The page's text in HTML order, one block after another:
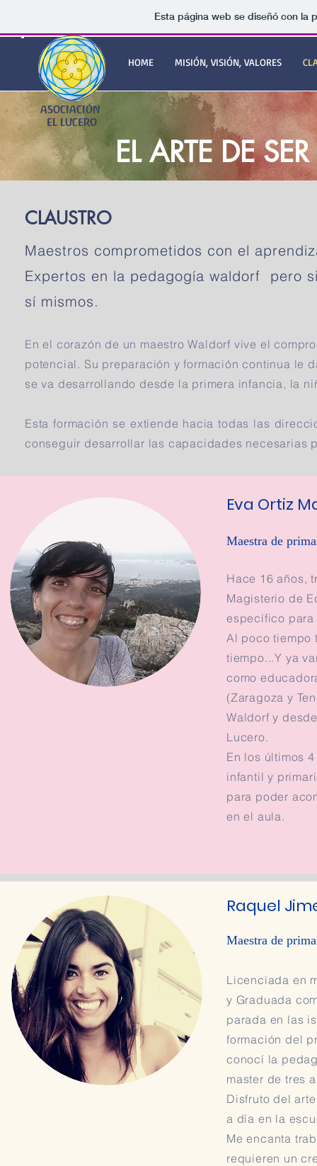
Esta página web se diseñó con la
HOME MISIÓN, VISIÓN, VALORES
CLAUSTRO
Maestros comprometidos con el
Expertos en la pedagogía waldorf pero
sí mismos.
En el corazón de un maestro Waldorf vive el
potencial. Su preparación y formación continua le
se va desarrollando desde la primera infancia, la
Esta formación se extiende hacia todas las
conseguir desarrollar las capacidades necesarias
Eva Ortiz
Magisterio de
específico para
Al poco tiempo
tiempo...Y ya
como
(Zaragoza y
Waldorf y
Lucero.
En los últimos
infantil y
para poder
en el aula.
Raquel
Maestra de
Licenciada en
y Graduada
parada en las
formación del
conocí la
master de tres
Disfruto del
a día en la
Me encanta
requieren un
EL ARTE DE
Eva Ortiz
Maestra de
Hace 16 años,
Magisterio de
específico para
Al poco tiempo
tiempo...Y ya
como
(Zaragoza y
Waldorf y
Lucero.
En los últimos
infantil y
para poder
en el aula.
ASOCIACIÓN
EL LUCERO